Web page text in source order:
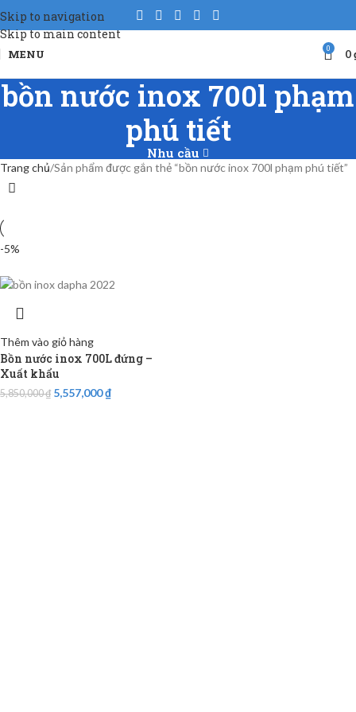
Skip to navigation
Skip to main content
MENU 0 0
bồn nước inox 700l phạm
phú tiết
Nhu cầu
Trang chủ Sản phẩm được gắn thẻ “bồn nước inox 700l phạm phú tiết”
-5%
Thêm vào giỏ hàng
Bồn nước inox 700L đứng –
Xuất khẩu
5,850,000₫ 5,557,000₫